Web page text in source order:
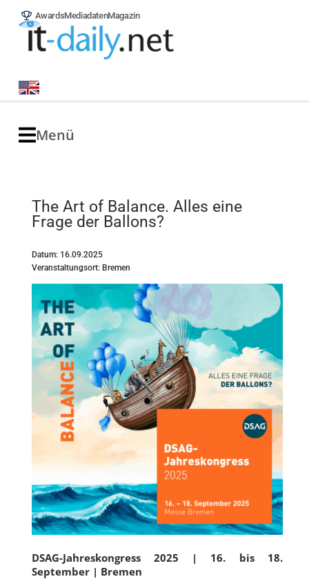
AwardsMediadatenMagazin
Menü
The Art of Balance. Alles eine
Frage der Ballons?
Datum: 16.09.2025
Veranstaltungsort: Bremen
DSAG-Jahreskongress 2025 | 16. bis 18.
September | Bremen